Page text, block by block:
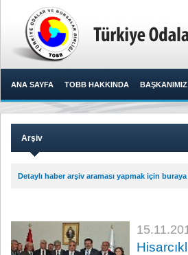
ANA SAYFA TOBB HAKKINDA BAŞKANIMIZ
Arşiv
Detaylı haber arşiv araması yapmak için buraya